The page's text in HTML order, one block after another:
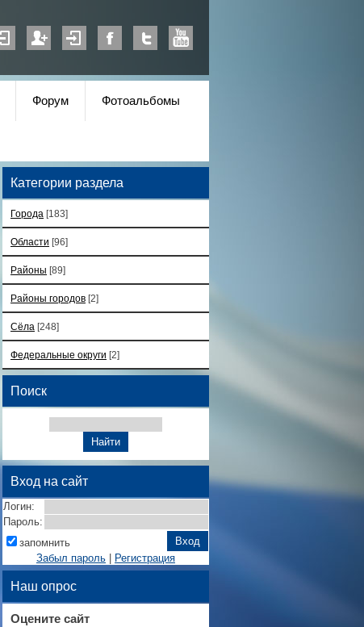
Форум Фотоальбомы
Категории раздела
Города [183]
Области [96]
Районы [89]
Районы городов [2]
Сёла [248]
Федеральные округи [2]
Поиск
Вход на сайт
Логин:
Пароль:
запомнить
Забыл пароль
Регистрация
Наш опрос
Оцените сайт